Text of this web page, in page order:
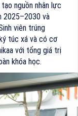
nguồn nhân lực
2025–2030 và
viên trúng
túc xá và có cơ
với tổng giá trị
khóa học.